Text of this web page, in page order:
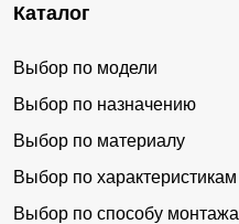
Каталог
Выбор по модели
Выбор по назначению
Выбор по материалу
Выбор по характеристикам
Выбор по способу монтажа